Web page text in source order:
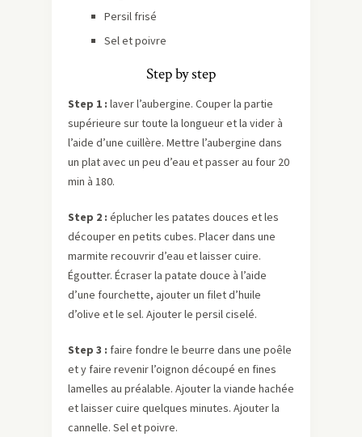
Persil frisé
Sel et poivre
Step by step
Step 1 : laver l’aubergine. Couper la partie
supérieure sur toute la longueur et la vider à
l’aide d’une cuillère. Mettre l’aubergine dans
un plat avec un peu d’eau et passer au four 20
min à 180.
Step 2 : éplucher les patates douces et les
découper en petits cubes. Placer dans une
marmite recouvrir d’eau et laisser cuire.
Égoutter. Écraser la patate douce à l’aide
d’une fourchette, ajouter un filet d’huile
d’olive et le sel. Ajouter le persil ciselé.
Step 3 : faire fondre le beurre dans une poêle
et y faire revenir l’oignon découpé en fines
lamelles au préalable. Ajouter la viande hachée
et laisser cuire quelques minutes. Ajouter la
cannelle. Sel et poivre.